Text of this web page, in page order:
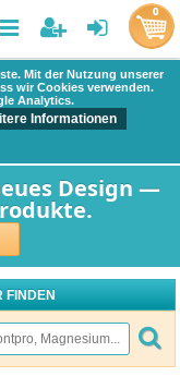
Mit der Nutzung unserer
wir Cookies verwenden.
Analytics.
Informationen
Design —
0
FINDEN